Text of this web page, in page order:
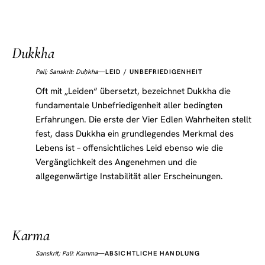
Dukkha
Pali; Sanskrit: Duḥkha—LEID / UNBEFRIEDIGENHEIT
Oft mit „Leiden“ übersetzt, bezeichnet Dukkha die
fundamentale Unbefriedigenheit aller bedingten
Erfahrungen. Die erste der Vier Edlen Wahrheiten stellt
fest, dass Dukkha ein grundlegendes Merkmal des
Lebens ist – offensichtliches Leid ebenso wie die
Vergänglichkeit des Angenehmen und die
allgegenwärtige Instabilität aller Erscheinungen.
Karma
Sanskrit; Pali: Kamma—ABSICHTLICHE HANDLUNG